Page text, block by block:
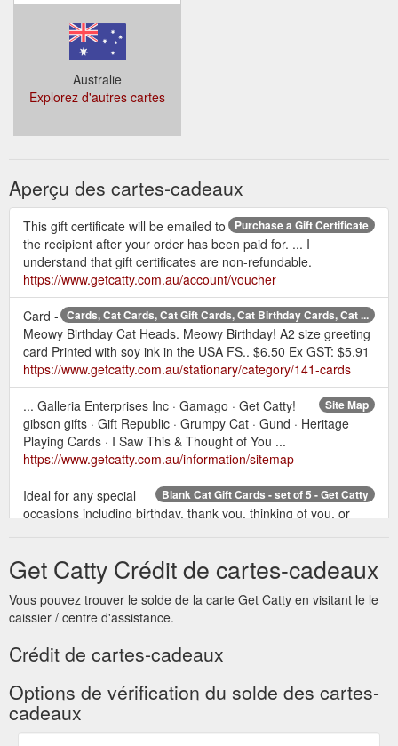
Australie
Explorez d'autres cartes
Aperçu des cartes-cadeaux
Purchase a Gift Certificate
This gift certificate will be emailed to
the recipient after your order has been paid for. ... I
understand that gift certificates are non-refundable.
https://www.getcatty.com.au/account/voucher
Cards, Cat Cards, Cat Gift Cards, Cat Birthday Cards, Cat ...
Card -
Meowy Birthday Cat Heads. Meowy Birthday! A2 size greeting
card Printed with soy ink in the USA FS.. $6.50 Ex GST: $5.91
https://www.getcatty.com.au/stationary/category/141-cards
Site Map
... Galleria Enterprises Inc · Gamago · Get Catty!
gibson gifts · Gift Republic · Grumpy Cat · Gund · Heritage
Playing Cards · I Saw This & Thought of You ...
https://www.getcatty.com.au/information/sitemap
Blank Cat Gift Cards - set of 5 - Get Catty
Ideal for any special
occasions including birthday, thank you, thinking of you, or
Presented in a clear plastic sleeve. Card Size: 148mm x
105mm. Write a review Please login or register to review . Cat
Greeting Cards - set of 5. Product Code: STATC01;
Availability: In Stock ...
greeting-cards-set-of-5
Cat Games, Cat Board-games, Cat Card Games, Cat Fun
Cats of
the World Playing Cards. The purr-fect gift! ... These Kitten
Get Catty Crédit de cartes-cadeaux
Vous pouvez trouver le solde de la carte Get Catty en visitant le le
caissier / centre d'assistance.
Crédit de cartes-cadeaux
Options de vérification du solde des cartes-
cadeaux